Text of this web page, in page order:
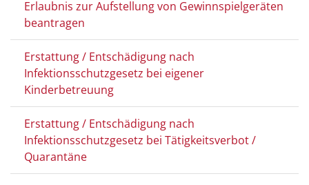
Erlaubnis zur Aufstellung von Gewinnspielgeräten
beantragen
Erstattung / Entschädigung nach
Infektionsschutzgesetz bei eigener
Kinderbetreuung
Erstattung / Entschädigung nach
Infektionsschutzgesetz bei Tätigkeitsverbot /
Quarantäne